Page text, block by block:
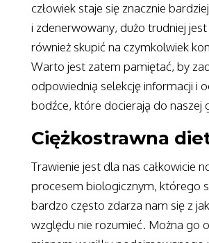
człowiek staje się znacznie
i zdenerwowany, dużo trudniej
również skupić na czymkolwiek
Warto jest zatem pamiętać, by
odpowiednią selekcję informacji i
bodźce, które docierają do naszej
Ciężkostrawna
Trawienie jest dla nas całkowicie
procesem biologicznym, którego
bardzo często zdarza nam się z
względu nie rozumieć. Można go